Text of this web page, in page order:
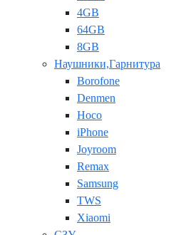
4GB
64GB
8GB
Наушники,Гарнитура
Borofone
Denmen
Hoco
iPhone
Joyroom
Remax
Samsung
TWS
Xiaomi